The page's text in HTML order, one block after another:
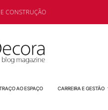
E CONSTRUÇÃO
AO ESPAÇO CARREIRA E GESTÃO